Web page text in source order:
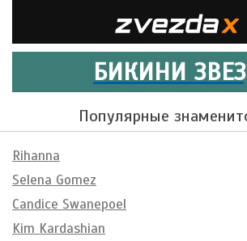
БИКИНИ
Популярные
Rihanna
Selena Gomez
Candice Swanepoel
Kim Kardashian